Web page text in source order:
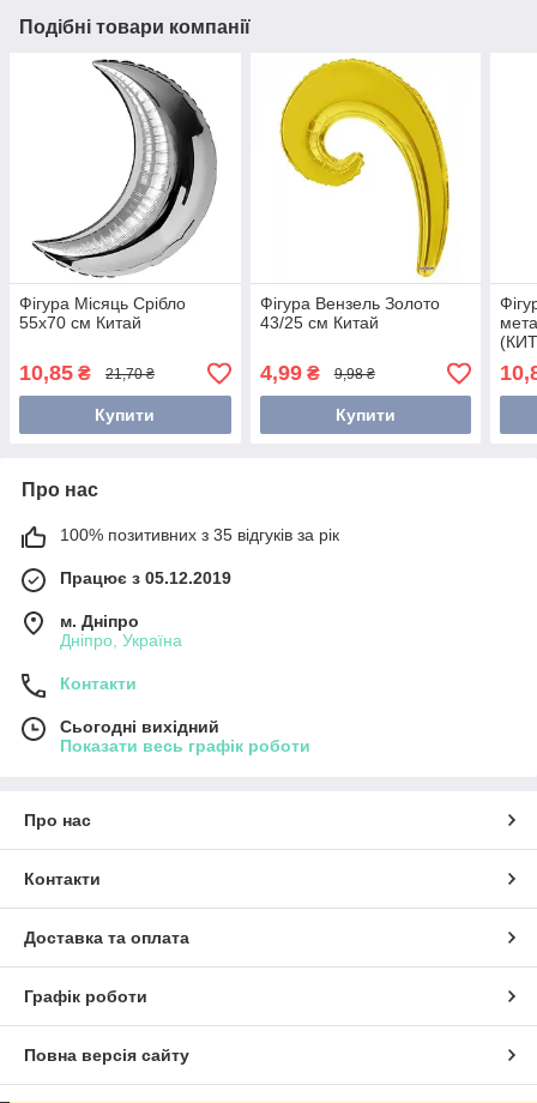
Подібні товари компанії
Фігура Місяць Срібло
55х70 см Китай
10,85 ₴ 21,70 ₴
Купити
Фігура Вензель Золото
43/25 см Китай
4,99₴ 9,98 ₴
Купити
Про нас
100% позитивних з 35 відгуків за рік
Працює з 05.12.2019
м. Дніпро
Дніпро, Україна
Контакти
Сьогодні вихідний
Показати весь графік роботи
Про нас
Контакти
Доставка та оплата
Графік роботи
Повна версія сайту